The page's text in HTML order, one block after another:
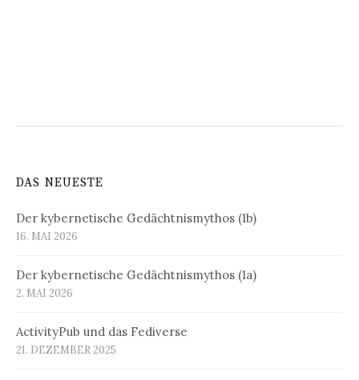
DAS NEUESTE
Der kybernetische Gedächtnismythos (1b)
16. MAI 2026
Der kybernetische Gedächtnismythos (1a)
2. MAI 2026
ActivityPub und das Fediverse
21. DEZEMBER 2025